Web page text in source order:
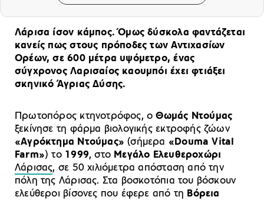
Λάρισα ίσον κάμπος. Όμως δύσκολα φαντάζεται
κανείς πως στους πρόποδες των Αντιχασίων
Ορέων, σε 600 μέτρα υψόμετρο, ένας
σύγχρονος Λαρισαίος καουμπόι έχει φτιάξει
σκηνικό Άγριας Δύσης.
Πρωτοπόρος κτηνοτρόφος, οΘωμάς Ντούμας
ξεκίνησε τη φάρμα βιολογικής εκτροφής ζώων
«Αγρόκτημα Ντούμας» (σήμερα «Douma Vital
Farm») το1999, στο Μεγάλο Ελευθεροχώρι
Λάρισας, σε 50 χιλιόμετρα απόσταση από την
πόλη της Λάρισας. Στα βοσκοτόπια του βόσκουν
ελεύθεροι βίσονες που έφερε από τη Βόρεια